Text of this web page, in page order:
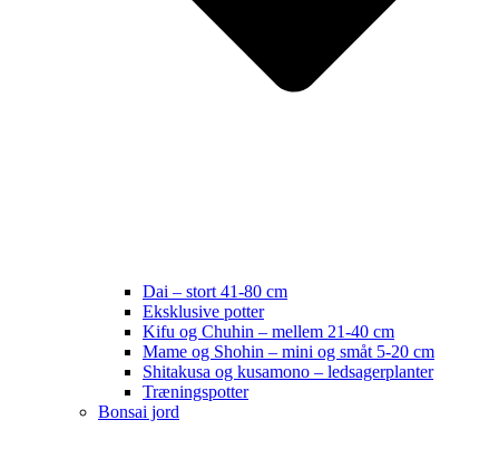
Dai – stort 41-80 cm
Eksklusive potter
Kifu og Chuhin – mellem 21-40 cm
Mame og Shohin – mini og småt 5-20 cm
Shitakusa og kusamono – ledsagerplanter
Træningspotter
Bonsai jord